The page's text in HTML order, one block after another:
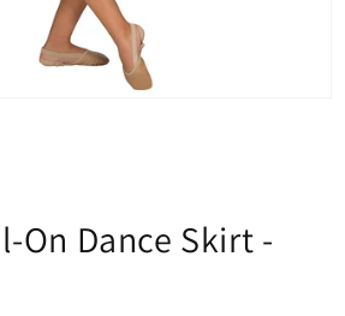
On Dance Skirt -